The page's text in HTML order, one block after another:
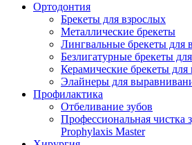
Ортодонтия
Брекеты для взрослых
Металлические брекеты
Лингвальные брекеты для
Безлигатурные брекеты
Керамические брекеты для
Элайнеры для
Профилактика
Отбеливание зубов
Профессиональная чистка
Prophylaxis Master